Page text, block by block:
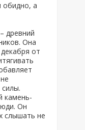
обидно, а
– древний
Она
от
камень-
Он
слышать не